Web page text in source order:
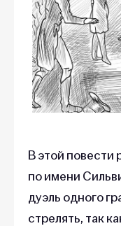
В этой повести
по имени
дуэль одного
стрелять, так